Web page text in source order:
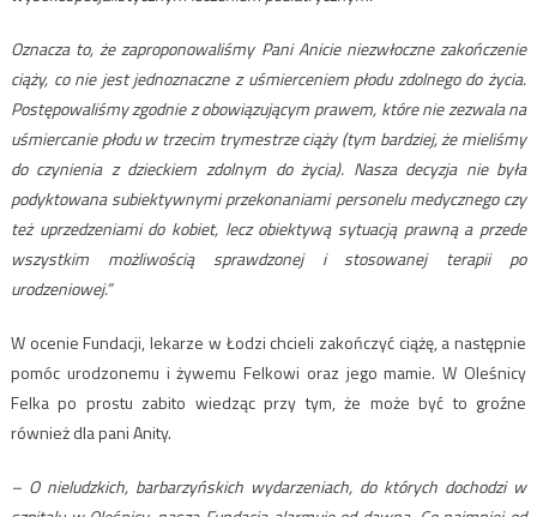
Oznacza to, że zaproponowaliśmy Pani Anicie niezwłoczne zakończenie
ciąży, co nie jest jednoznaczne z uśmierceniem płodu zdolnego do życia.
Postępowaliśmy zgodnie z obowiązującym prawem, które nie zezwala na
uśmiercanie płodu w trzecim trymestrze ciąży (tym bardziej, że mieliśmy
do czynienia z dzieckiem zdolnym do życia). Nasza decyzja nie była
podyktowana subiektywnymi przekonaniami personelu medycznego czy
też uprzedzeniami do kobiet, lecz obiektywą sytuacją prawną a przede
wszystkim możliwością sprawdzonej i stosowanej terapii po
urodzeniowej.”
W ocenie Fundacji, lekarze w Łodzi chcieli zakończyć ciążę, a następnie
pomóc urodzonemu i żywemu Felkowi oraz jego mamie. W Oleśnicy
Felka po prostu zabito wiedząc przy tym, że może być to groźne
również dla pani Anity.
– O nieludzkich, barbarzyńskich wydarzeniach, do których dochodzi w